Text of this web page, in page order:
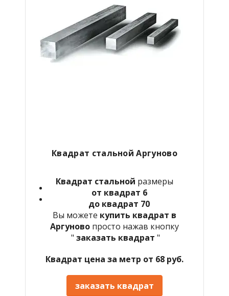
Квадрат стальной Аргуново
Квадрат стальной размеры
от квадрат 6
до квадрат 70
Вы можете купить квадрат в
Аргуново просто нажав кнопку
" заказать квадрат "
Квадрат цена за метр от 68 руб.
заказать квадрат